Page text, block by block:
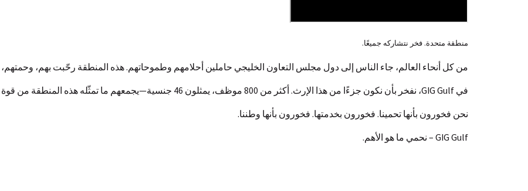
منطقة متحدة. فخر نتشاركه جميعًا.
من كل أنحاء العالم، جاء الناس إلى دول مجلس التعاون الخليجي حاملين أحلامهم وطموحاتهم. هذه المنطقة رحّبت بهم،
في GIG Gulf، نفخر بأن نكون جزءًا من هذا الإرث. أكثر من 800 موظف، يمثلون 46 جنسية—يجمعهم ما تمثّله هذه المنطقة من قوة واستقرار وفرص.
نحن فخورون بأنها تحمينا. فخورون بخدمتها. فخورون بأنها وطننا.
GIG Gulf – نحمي ما هو الأهم.